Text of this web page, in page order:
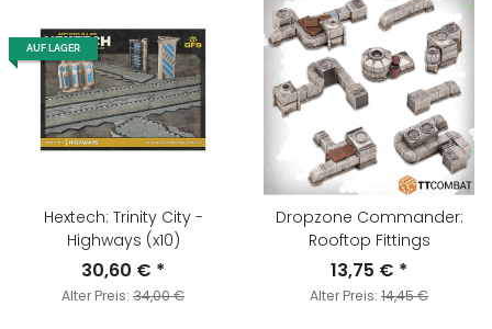
AUF LAGER
Hextech: Trinity City -
Highways (x10)
30,60 € *
Alter Preis: 34,00 €
Dropzone Commander:
Rooftop Fittings
13,75 € *
Alter Preis: 14,45 €